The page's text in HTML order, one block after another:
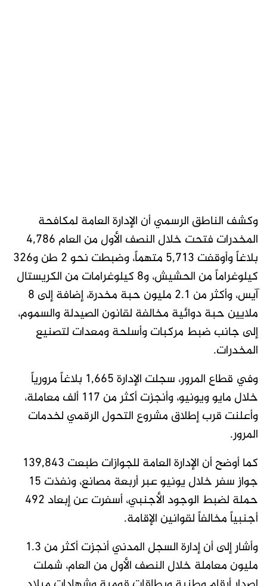
وكشف الناطق الرسمي أن الإدارة العامة لمكافحة
المخدرات فتحت خلال النصف الأول من العام 4,786
بلاغاً وأوقفت 5,713 متهماً، وضبطت نحو 2 طن و326
كيلوغراماً من الحشيش، و8 كيلوغرامات من الكريستال
آيس، وأكثر من 2.1 مليون حبة مخدرة، إضافة إلى 8
ملايين حبة دوائية مخالفة لقانون الصيدلة والسموم،
إلى جانب ضبط مركبات وأسلحة ومعدات لتصنيع
المخدرات.
وفي قطاع المرور، سجلت الإدارة 1,665 بلاغاً مرورياً
خلال مايو ويونيو، وأنجزت أكثر من 117 ألف معاملة،
وأعلنت قرب إطلاق مشروع التحول الرقمي لخدمات
المرور.
كما أوضح أن الإدارة العامة للجوازات طبعت 139,843
جواز سفر خلال يونيو عبر أربعة مصانع، ونفذت 15
حملة لضبط الوجود الأجنبي، أسفرت عن إبعاد 492
أجنبياً مخالفاً لقوانين الإقامة.
وأشار إلى أن إدارة السجل المدني أنجزت أكثر من 1.3
مليون معاملة خلال النصف الأول من العام، شملت